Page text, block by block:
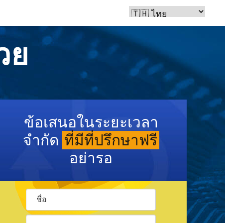
ย
ข้อเสนอในระยะเวลา
จำกัด ที่มีที่ปรึกษาฟรี
อย่ารอ